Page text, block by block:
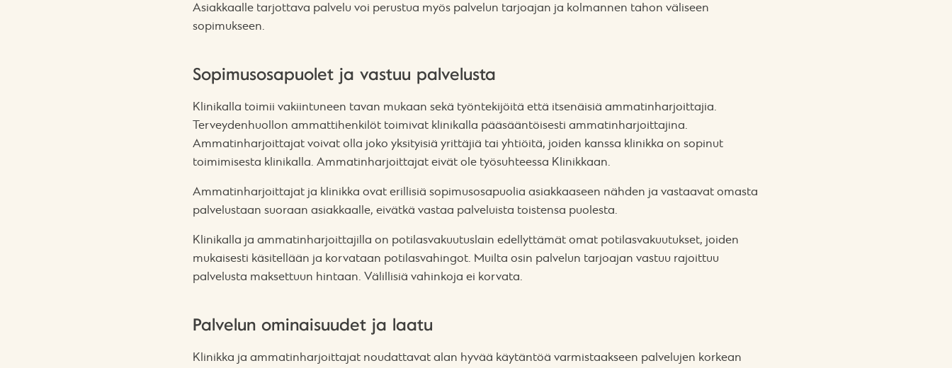
Asiakkaalle tarjottava palvelu voi perustua myös palvelun tarjoajan ja kolmannen tahon väliseen
sopimukseen.
Sopimusosapuolet ja vastuu palvelusta
Klinikalla toimii vakiintuneen tavan mukaan sekä työntekijöitä että itsenäisiä ammatinharjoittajia.
Terveydenhuollon ammattihenkilöt toimivat klinikalla pääsääntöisesti ammatinharjoittajina.
Ammatinharjoittajat voivat olla joko yksityisiä yrittäjiä tai yhtiöitä, joiden kanssa klinikka on sopinut
toimimisesta klinikalla. Ammatinharjoittajat eivät ole työsuhteessa Klinikkaan.
Ammatinharjoittajat ja klinikka ovat erillisiä sopimusosapuolia asiakkaaseen nähden ja vastaavat omasta
palvelustaan suoraan asiakkaalle, eivätkä vastaa palveluista toistensa puolesta.
Klinikalla ja ammatinharjoittajilla on potilasvakuutuslain edellyttämät omat potilasvakuutukset, joiden
mukaisesti käsitellään ja korvataan potilasvahingot. Muilta osin palvelun tarjoajan vastuu rajoittuu
palvelusta maksettuun hintaan. Välillisiä vahinkoja ei korvata.
Palvelun ominaisuudet ja laatu
Klinikka ja ammatinharjoittajat noudattavat alan hyvää käytäntöä varmistaakseen palvelujen korkean